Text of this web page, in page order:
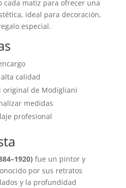
matiz para ofrecer una
ideal para decoración,
especial.
calidad
original de Modigliani
medidas
profesional
fue un pintor y
por sus retratos
y la profundidad